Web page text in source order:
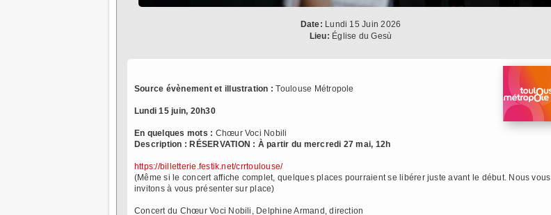
Date: Lundi 15 Juin 2026
Lieu: Église du Gesù
Source évènement et illustration : Toulouse Métropole
Lundi 15 juin, 20h30
En quelques mots : Chœur Voci Nobili
Description : RÉSERVATION : À partir du mercredi 27 mai, 12h
https://billetterie.festik.net/crrtoulouse/
(Même si le concert affiche complet, quelques places pourraient se libérer juste avant le début. Nous vous
invitons à vous présenter sur place)
Concert du Chœur Voci Nobili, Delphine Armand, direction